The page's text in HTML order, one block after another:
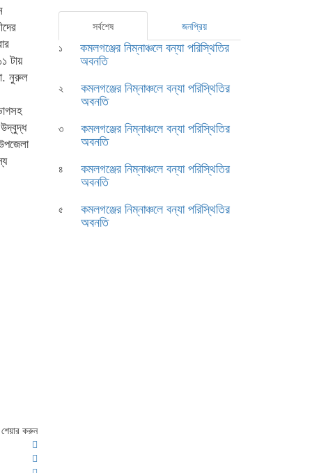
টায়
নুরুল
করুন
সর্বশেষ
জনপ্রিয়
১
কমলগঞ্জের নিম্নাঞ্চলে বন্যা পরিস্থিতির
অবনতি
২ কমলগঞ্জের নিম্নাঞ্চলে বন্যা পরিস্থিতির
অবনতি
৩ কমলগঞ্জের নিম্নাঞ্চলে বন্যা পরিস্থিতির
অবনতি
৪ কমলগঞ্জের নিম্নাঞ্চলে বন্যা পরিস্থিতির
অবনতি
৫ কমলগঞ্জের নিম্নাঞ্চলে বন্যা পরিস্থিতির
অবনতি